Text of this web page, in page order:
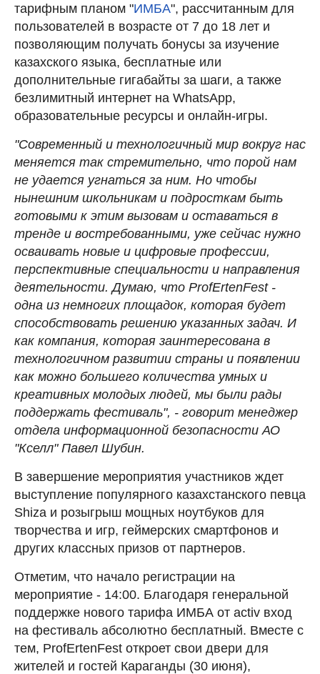
тарифным планом "ИМБА", рассчитанным для
пользователей в возрасте от 7 до 18 лет и
позволяющим получать бонусы за изучение
казахского языка, бесплатные или
дополнительные гигабайты за шаги, а также
безлимитный интернет на WhatsApp,
образовательные ресурсы и онлайн-игры.
"Современный и технологичный мир вокруг нас
меняется так стремительно, что порой нам
не удается угнаться за ним. Но чтобы
нынешним школьникам и подросткам быть
готовыми к этим вызовам и оставаться в
тренде и востребованными, уже сейчас нужно
осваивать новые и цифровые профессии,
перспективные специальности и направления
деятельности. Думаю, что ProfErtenFest -
одна из немногих площадок, которая будет
способствовать решению указанных задач. И
как компания, которая заинтересована в
технологичном развитии страны и появлении
как можно большего количества умных и
креативных молодых людей, мы были рады
поддержать фестиваль", - говорит менеджер
отдела информационной безопасности АО
"Кселл" Павел Шубин.
В завершение мероприятия участников ждет
выступление популярного казахстанского певца
Shiza и розыгрыш мощных ноутбуков для
творчества и игр, геймерских смартфонов и
других классных призов от партнеров.
Отметим, что начало регистрации на
мероприятие - 14:00. Благодаря генеральной
поддержке нового тарифа ИМБА от activ вход
на фестиваль абсолютно бесплатный. Вместе с
тем, ProfErtenFest откроет свои двери для
жителей и гостей Караганды (30 июня),